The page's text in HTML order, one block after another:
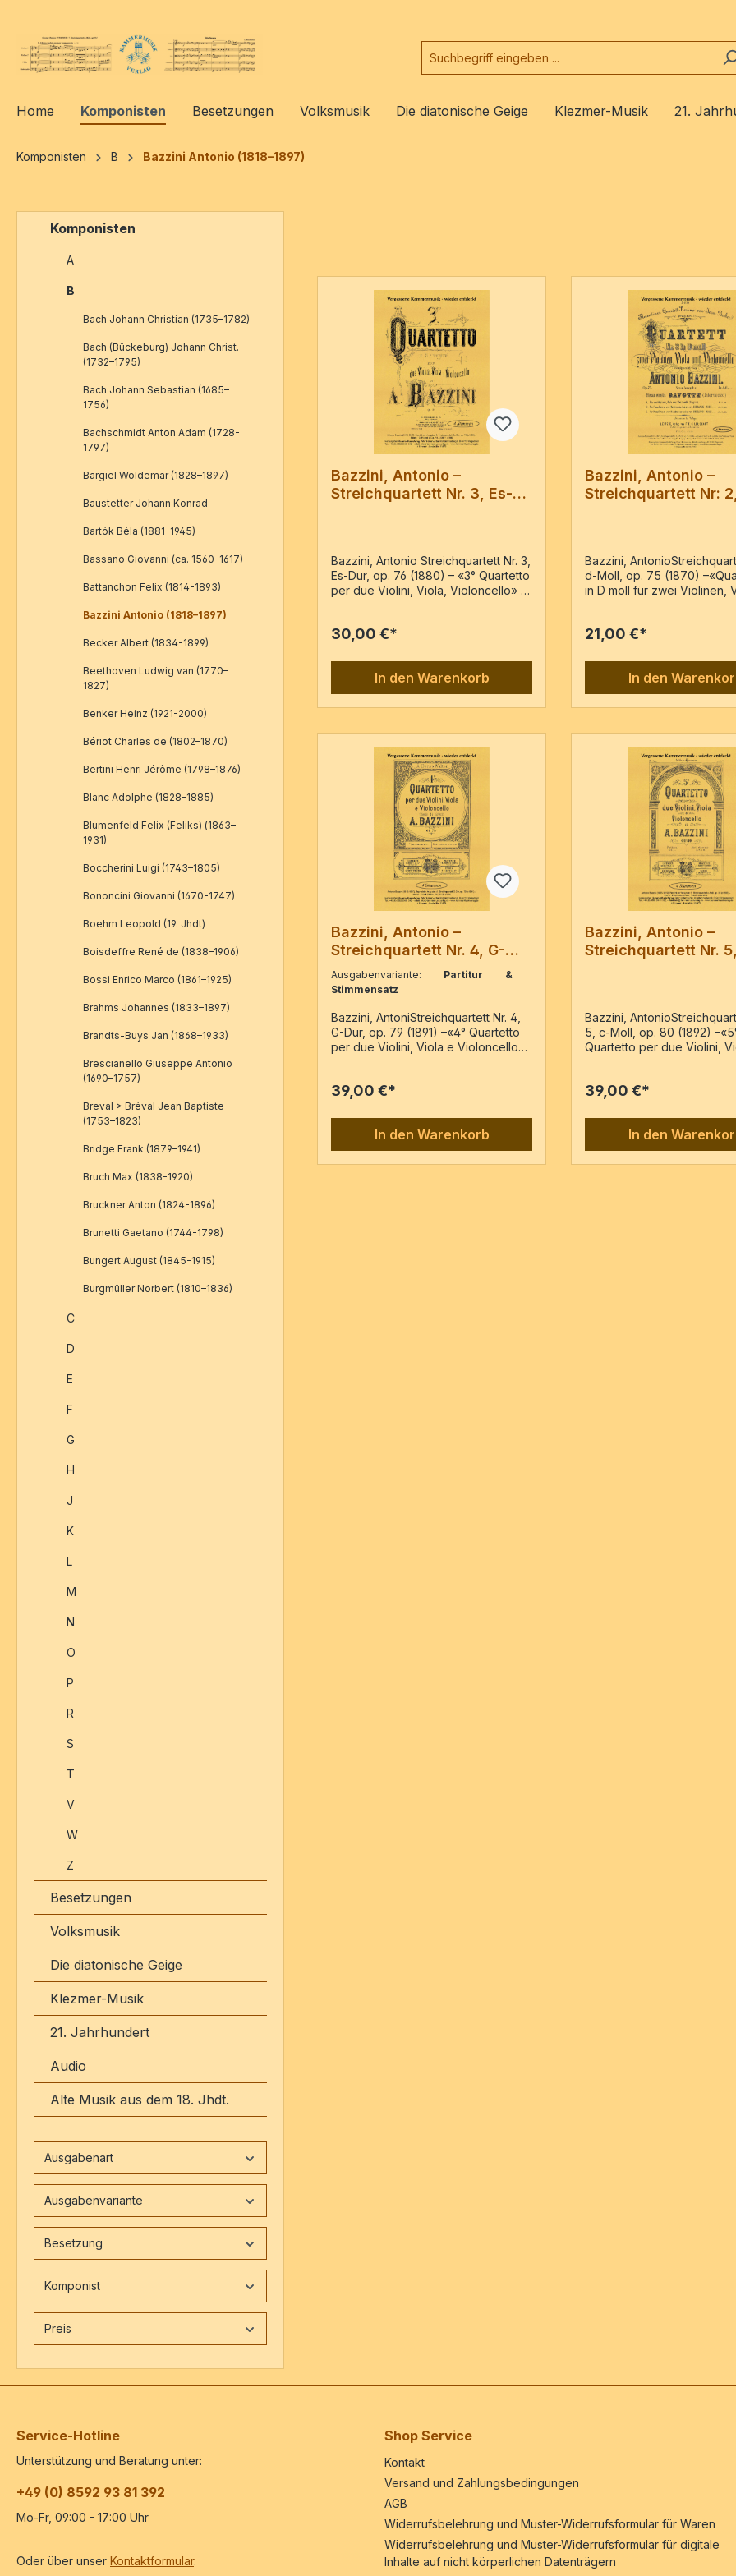
Home Komponisten Besetzungen Volksmusik Die diatonische Geige Klezmer-Musik 21.
Komponisten B Bazzini Antonio (1818–1897)
Komponisten
A
B
Bach Johann Christian (1735–1782)
Bach (Bückeburg) Johann Christ.
(1732–1795)
Bach Johann Sebastian (1685–
1756)
Bachschmidt Anton Adam (1728-
1797)
Bargiel Woldemar (1828–1897)
Baustetter Johann Konrad
Bartók Béla (1881-1945)
Bassano Giovanni (ca. 1560-1617)
Battanchon Felix (1814-1893)
Bazzini Antonio (1818–1897)
Becker Albert (1834-1899)
Beethoven Ludwig van (1770–
1827)
Benker Heinz (1921-2000)
Bériot Charles de (1802–1870)
Bertini Henri Jérôme (1798–1876)
Blanc Adolphe (1828–1885)
Blumenfeld Felix (Feliks) (1863–
1931)
Boccherini Luigi (1743–1805)
Bononcini Giovanni (1670-1747)
Boehm Leopold (19. Jhdt)
Boisdeffre René de (1838–1906)
Bossi Enrico Marco (1861–1925)
Brahms Johannes (1833–1897)
Brandts-Buys Jan (1868–1933)
Brescianello Giuseppe Antonio
(1690–1757)
Breval > Bréval Jean Baptiste
(1753–1823)
Bridge Frank (1879–1941)
Bruch Max (1838-1920)
Bruckner Anton (1824-1896)
Brunetti Gaetano (1744-1798)
Bungert August (1845-1915)
Burgmüller Norbert (1810–1836)
C
D
E
F
G
H
J
K
L
M
N
O
P
R
S
T
V
W
Z
Besetzungen
Volksmusik
Die diatonische Geige
Klezmer-Musik
21. Jahrhundert
Audio
Alte Musik aus dem 18. Jhdt.
Ausgabenart
Ausgabenvariante
Besetzung
Komponist
Preis
Bazzini, Antonio –
Streichquartett Nr. 3, Es-
Bazzini, Antonio Streichquartett Nr. 3,
Es-Dur, op. 76 (1880) – «3° Quartetto
per due Violini, Viola, Violoncello» –
Va, Vc 4 Stimmen im Umschlag88
30,00 €*
In den Warenkorb
Bazzini, Antonio –
Streichquartett Nr:
Bazzini,
d-Moll, op. 75 (1870)
in D moll für zwei Violinen,
F.E.C.L. 2563, c18702 Vl,
21,00 €*
In den
Bazzini, Antonio –
Streichquartett Nr. 4, G-
Dur, op. 79
Ausgabenvariante: Partitur &
Stimmensatz
Bazzini, AntoniStreichquartett Nr. 4,
G-Dur, op. 79 (1891) –«4° Quartetto
per due Violini, Viola e Violoncello»
Va, VcPartitur & 4 Stimmen / 69
39,00 €*
In den Warenkorb
Bazzini, Antonio –
Streichquartett Nr.
Bazzini,
5, c-Moll, op. 80 (1892)
Quartetto per due Violini,
c18922 Vl, Va, Vc4
39,00 €*
In den
Service-Hotline
Unterstützung und Beratung unter:
+49 (0) 8592 93 81 392
Mo-Fr, 09:00 - 17:00 Uhr
Oder über unser Kontaktformular.
Shop Service
Kontakt
Versand und Zahlungsbedingungen
AGB
Widerrufsbelehrung und Muster-Widerrufsformular für Waren
Widerrufsbelehrung und Muster-Widerrufsformular für digitale
Inhalte auf nicht körperlichen Datenträgern